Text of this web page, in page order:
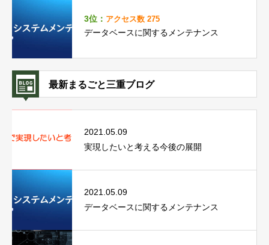
3位： アクセス数 275
データベースに関するメンテナンス
最新まるごと三重ブログ
2021.05.09
実現したいと考える今後の展開
2021.05.09
データベースに関するメンテナンス